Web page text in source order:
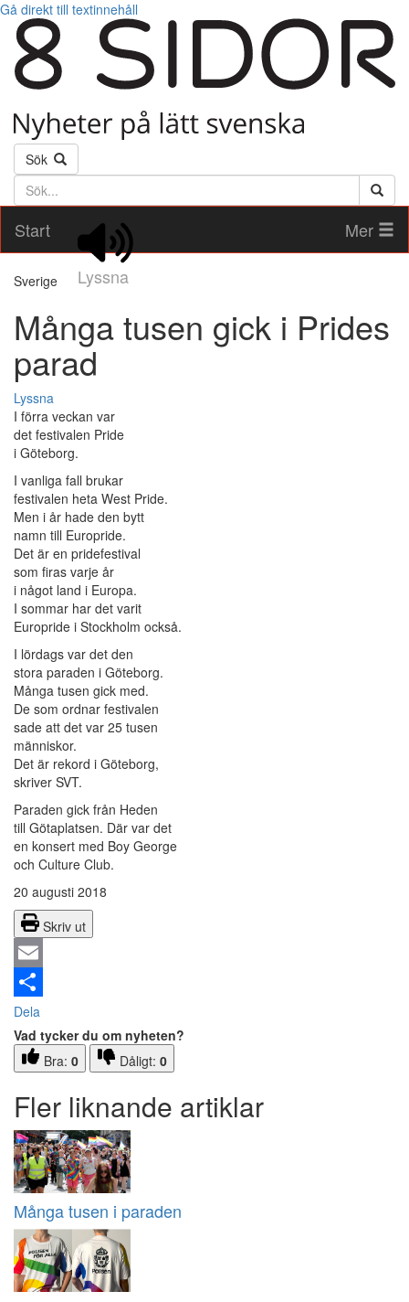
Gå direkt till textinnehåll
Sök
Söktext
Start
Lyssna
Mer
Sverige
Många tusen gick i Prides
parad
Lyssna
I förra veckan var
det festivalen Pride
i Göteborg.
I vanliga fall brukar
festivalen heta West Pride.
Men i år hade den bytt
namn till Europride.
Det är en pridefestival
som firas varje år
i något land i Europa.
I sommar har det varit
Europride i Stockholm också.
I lördags var det den
stora paraden i Göteborg.
Många tusen gick med.
De som ordnar festivalen
sade att det var 25 tusen
människor.
Det är rekord i Göteborg,
skriver SVT.
Paraden gick från Heden
till Götaplatsen. Där var det
en konsert med Boy George
och Culture Club.
20 augusti 2018
Skriv ut
Email
Dela
Vad tycker du om nyheten?
Bra: 0 Dåligt: 0
Fler liknande artiklar
Många tusen i paraden